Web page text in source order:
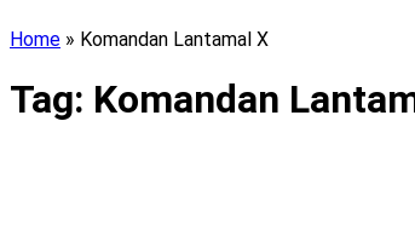
Home » Komandan Lantamal X
Tag: Komandan